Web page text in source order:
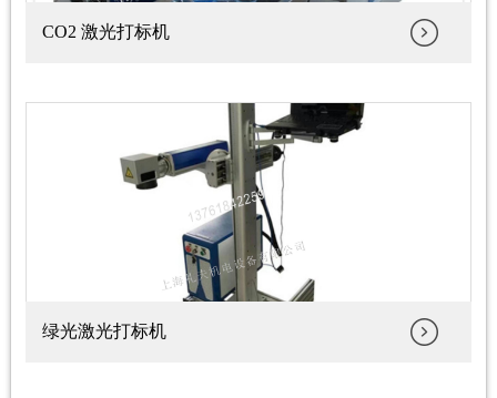
CO2 激光打标机
绿光激光打标机